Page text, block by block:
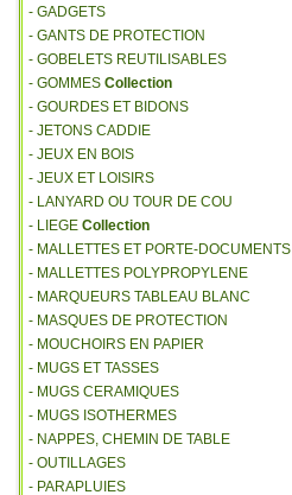
- GADGETS
- GANTS DE PROTECTION
- GOBELETS REUTILISABLES
- GOMMES Collection
- GOURDES ET BIDONS
- JETONS CADDIE
- JEUX EN BOIS
- JEUX ET LOISIRS
- LANYARD OU TOUR DE COU
- LIEGE Collection
- MALLETTES ET PORTE-DOCUMENTS
- MALLETTES POLYPROPYLENE
- MARQUEURS TABLEAU BLANC
- MASQUES DE PROTECTION
- MOUCHOIRS EN PAPIER
- MUGS ET TASSES
- MUGS CERAMIQUES
- MUGS ISOTHERMES
- NAPPES, CHEMIN DE TABLE
- OUTILLAGES
- PARAPLUIES